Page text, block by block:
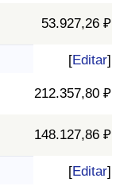
53.927,26 ₽
[Editar]
212.357,80 ₽
148.127,86 ₽
[Editar]